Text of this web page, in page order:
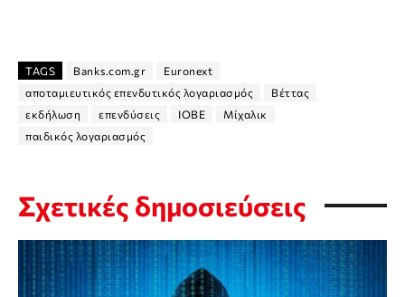
TAGS Banks.com.gr
Euronext
αποταμιευτικός επενδυτικός λογαριασμός
Βέττας
εκδήλωση
επενδύσεις ΙΟΒΕ
Μίχαλικ
παιδικός λογαριασμός
Σχετικές δημοσιεύσεις